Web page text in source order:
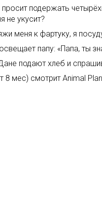
просит подержать
не укусит?
меня к фартуку, я
папу: «Папа, ты
подают хлеб и
8 мес) смотрит Animal